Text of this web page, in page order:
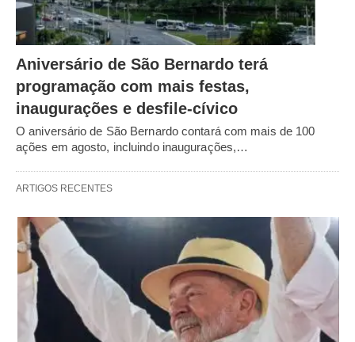
Aniversário de São Bernardo terá
programação com mais festas,
inaugurações e desfile-cívico
O aniversário de São Bernardo contará com mais de 100
ações em agosto, incluindo inaugurações,…
ARTIGOS RECENTES